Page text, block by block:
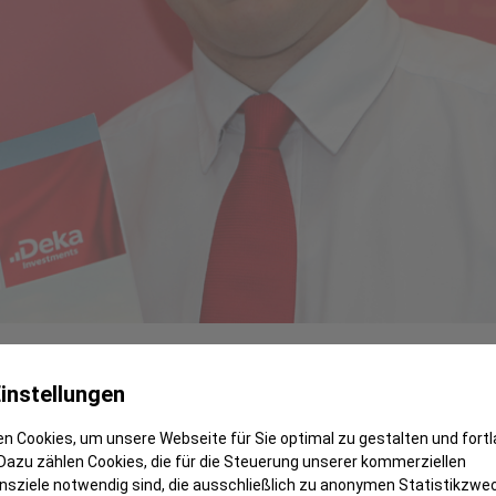
herum, dass sich auch mit kleinen
Sparplan und ein Investmentfonds
die oberhalb der Inflationsrate liegt,
investieren.
Cookies, um unsere Webseite für Sie optimal zu gestalten und
zählen Cookies, die für die Steuerung unserer kommerziellen
notwendig sind, die ausschließlich zu anonymen